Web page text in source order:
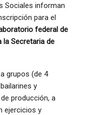
Sociales informan
para el
federal de
la Secretaria de
grupos (de 4
y
producción, a
ejercicios y